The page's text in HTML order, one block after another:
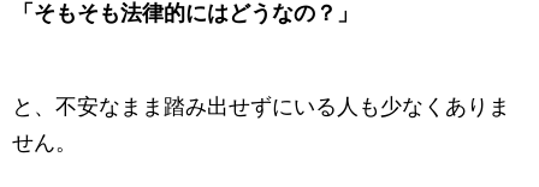
「そもそも法律的にはどうなの？」
と、不安なまま踏み出せずにいる人も少なくありま
せん。